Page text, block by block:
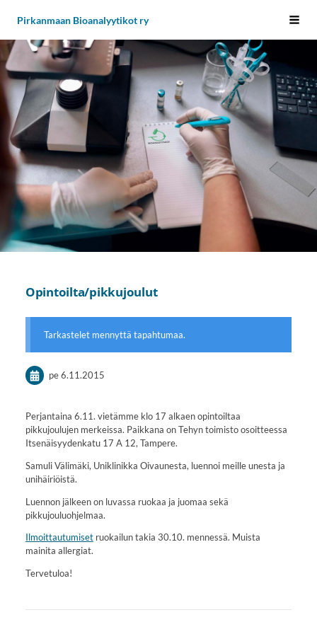
sivun
sisältöön
Pirkanmaan Bioanalyytikot ry
Opintoilta/pikkujoulut
Tarkastelet mennyttä tapahtumaa.
pe 6.11.2015
Perjantaina 6.11. vietämme klo 17 alkaen opintoiltaa
pikkujoulujen merkeissa. Paikkana on Tehyn toimisto osoitteessa
Itsenäisyydenkatu 17 A 12, Tampere.
Samuli Välimäki, Uniklinikka Oivaunesta, luennoi meille unesta ja
unihäiriöistä.
Luennon jälkeen on luvassa ruokaa ja juomaa sekä
pikkujouluohjelmaa.
Ilmoittautumisetruokailun takia 30.10. mennessä. Muista
mainita allergiat.
Tervetuloa!